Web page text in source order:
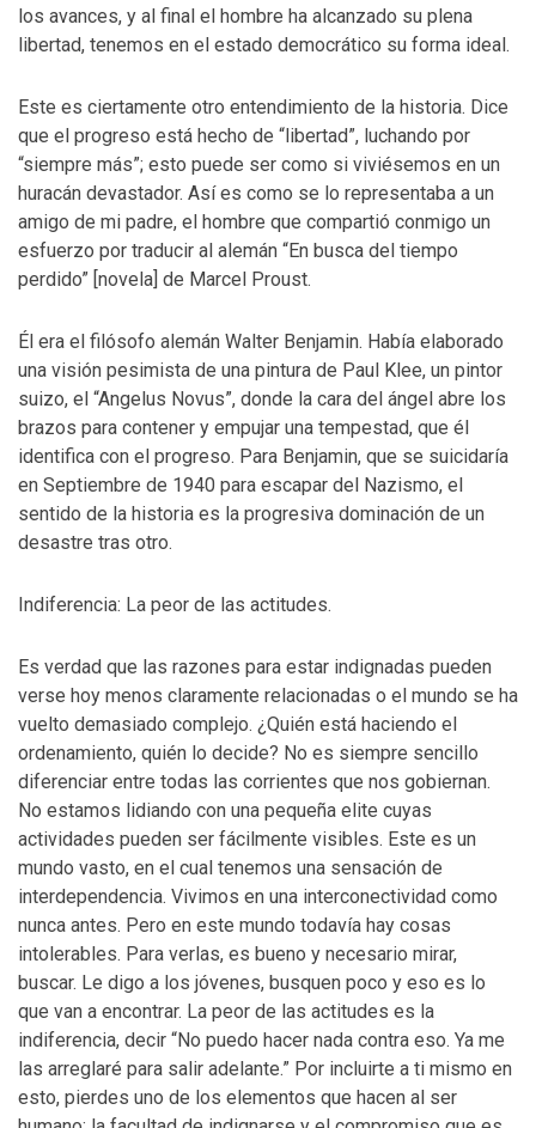
los avances, y al final el hombre ha alcanzado su plena
libertad, tenemos en el estado democrático su forma ideal.
Este es ciertamente otro entendimiento de la historia. Dice
que el progreso está hecho de “libertad”, luchando por
“siempre más”; esto puede ser como si viviésemos en un
huracán devastador. Así es como se lo representaba a un
amigo de mi padre, el hombre que compartió conmigo un
esfuerzo por traducir al alemán “En busca del tiempo
perdido” [novela] de Marcel Proust.
Él era el filósofo alemán Walter Benjamin. Había elaborado
una visión pesimista de una pintura de Paul Klee, un pintor
suizo, el “Angelus Novus”, donde la cara del ángel abre los
brazos para contener y empujar una tempestad, que él
identifica con el progreso. Para Benjamin, que se suicidaría
en Septiembre de 1940 para escapar del Nazismo, el
sentido de la historia es la progresiva dominación de un
desastre tras otro.
Indiferencia: La peor de las actitudes.
Es verdad que las razones para estar indignadas pueden
verse hoy menos claramente relacionadas o el mundo se ha
vuelto demasiado complejo. ¿Quién está haciendo el
ordenamiento, quién lo decide? No es siempre sencillo
diferenciar entre todas las corrientes que nos gobiernan.
No estamos lidiando con una pequeña elite cuyas
actividades pueden ser fácilmente visibles. Este es un
mundo vasto, en el cual tenemos una sensación de
interdependencia. Vivimos en una interconectividad como
nunca antes. Pero en este mundo todavía hay cosas
intolerables. Para verlas, es bueno y necesario mirar,
buscar. Le digo a los jóvenes, busquen poco y eso es lo
que van a encontrar. La peor de las actitudes es la
indiferencia, decir “No puedo hacer nada contra eso. Ya me
las arreglaré para salir adelante.” Por incluirte a ti mismo en
esto, pierdes uno de los elementos que hacen al ser